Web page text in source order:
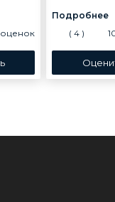
оценок ( 4 )